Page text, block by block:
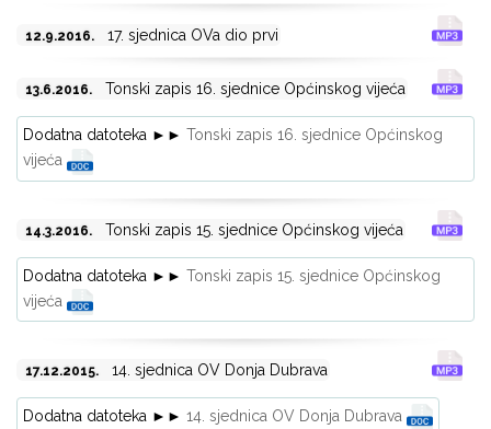
12.9.2016. 17. sjednica OVa dio prvi
13.6.2016. Tonski zapis 16. sjednice Općinskog vijeća
Dodatna datoteka ►► Tonski zapis 16. sjednice Općinskog
vijeća
14.3.2016. Tonski zapis 15. sjednice Općinskog vijeća
Dodatna datoteka ►► Tonski zapis 15. sjednice Općinskog
vijeća
17.12.2015. 14. sjednica OV Donja Dubrava
Dodatna datoteka ►► 14. sjednica OV Donja Dubrava